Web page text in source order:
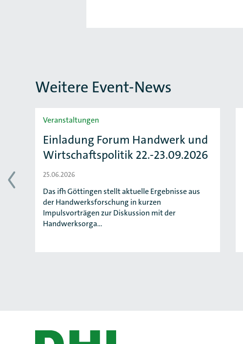
Weitere Event-News
Slider überspringen
Veranstaltungen
Einladung Forum Handwerk und
Wirtschaftspolitik 22.-23.09.2026
25.06.2026
Das ifh Göttingen stellt aktuelle Ergebnisse aus
der Handwerksforschung in kurzen
Impulsvorträgen zur Diskussion mit der
Handwerksorga…